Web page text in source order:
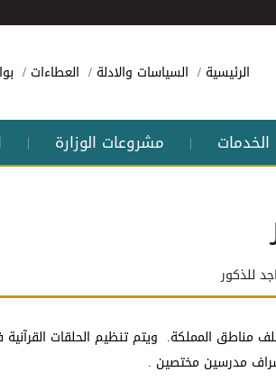
الرئيسية السياسات والادلة العطاءات
| مشروعات الوزارة |
للذكور
مناطق المملكة. ويتم تنظيم الحلقات
مدرسين مختصين .